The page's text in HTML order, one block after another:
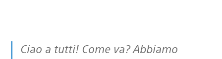
Ciao a tutti! Come va? Abbiamo